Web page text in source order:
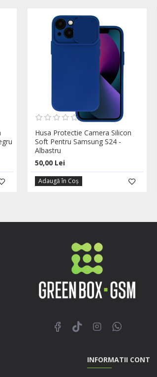
Husa Protectie Camera Silicon
Soft Pentru Samsung S24 -
Albastru
50,00 Lei
Adaugă în Coş
INFORMATII CONT